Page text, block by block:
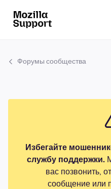
Форумы сообщества
Избегайте
службу поддержки.
вас позвонить,
сообщение или